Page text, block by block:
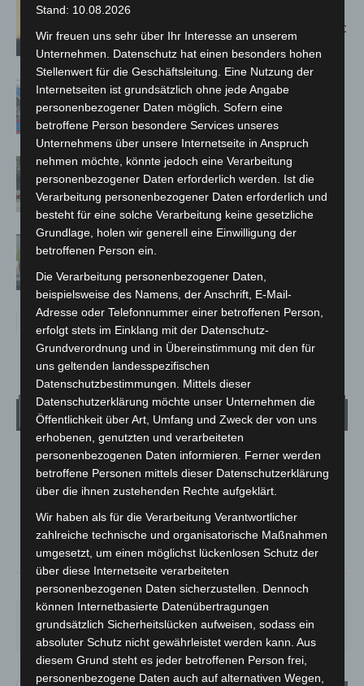
Hannover: Erste Tigermücken-
Population in Niedersachsen entdeckt
Mann läuft mit Hockeyschläger über
A7 – Polizei sucht Zeugen
Gasleitung bei McDonald’s-Umbau in
Langenhagen beschädigt
Langenhagen: Autofahrer mit 3,17
Wetter
LANGENHAGEN
23.5° C
22.2°
53% 1.3m/s 72%
27° 25° 26°
DO.
30° 34
Stand: 10.08.2026
Wir freuen uns sehr über Ihr Interesse an unserem
Unternehmen. Datenschutz hat einen besonders hohen
Stellenwert für die Geschäftsleitung. Eine Nutzung der
Internetseiten ist grundsätzlich ohne jede Angabe
personenbezogener Daten möglich. Sofern eine
betroffene Person besondere Services unseres
Unternehmens über unsere Internetseite in Anspruch
nehmen möchte, könnte jedoch eine Verarbeitung
personenbezogener Daten erforderlich werden. Ist die
Verarbeitung personenbezogener Daten erforderlich und
besteht für eine solche Verarbeitung keine gesetzliche
Grundlage, holen wir generell eine Einwilligung der
betroffenen Person ein.
Die Verarbeitung personenbezogener Daten,
beispielsweise des Namens, der Anschrift, E-Mail-
Adresse oder Telefonnummer einer betroffenen Person,
erfolgt stets im Einklang mit der Datenschutz-
Grundverordnung und in Übereinstimmung mit den für
uns geltenden landesspezifischen
Datenschutzbestimmungen. Mittels dieser
Datenschutzerklärung möchte unser Unternehmen die
Öffentlichkeit über Art, Umfang und Zweck der von uns
erhobenen, genutzten und verarbeiteten
personenbezogenen Daten informieren. Ferner werden
betroffene Personen mittels dieser Datenschutzerklärung
über die ihnen zustehenden Rechte aufgeklärt.
Wir haben als für die Verarbeitung Verantwortlicher
zahlreiche technische und organisatorische Maßnahmen
umgesetzt, um einen möglichst lückenlosen Schutz der
über diese Internetseite verarbeiteten
personenbezogenen Daten sicherzustellen. Dennoch
können Internetbasierte Datenübertragungen
grundsätzlich Sicherheitslücken aufweisen, sodass ein
absoluter Schutz nicht gewährleistet werden kann. Aus
diesem Grund steht es jeder betroffenen Person frei,
personenbezogene Daten auch auf alternativen Wegen,